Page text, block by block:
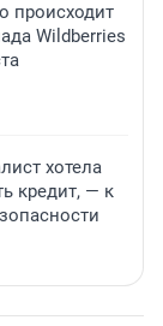
происходит
Wildberries
хотела
кредит, — к